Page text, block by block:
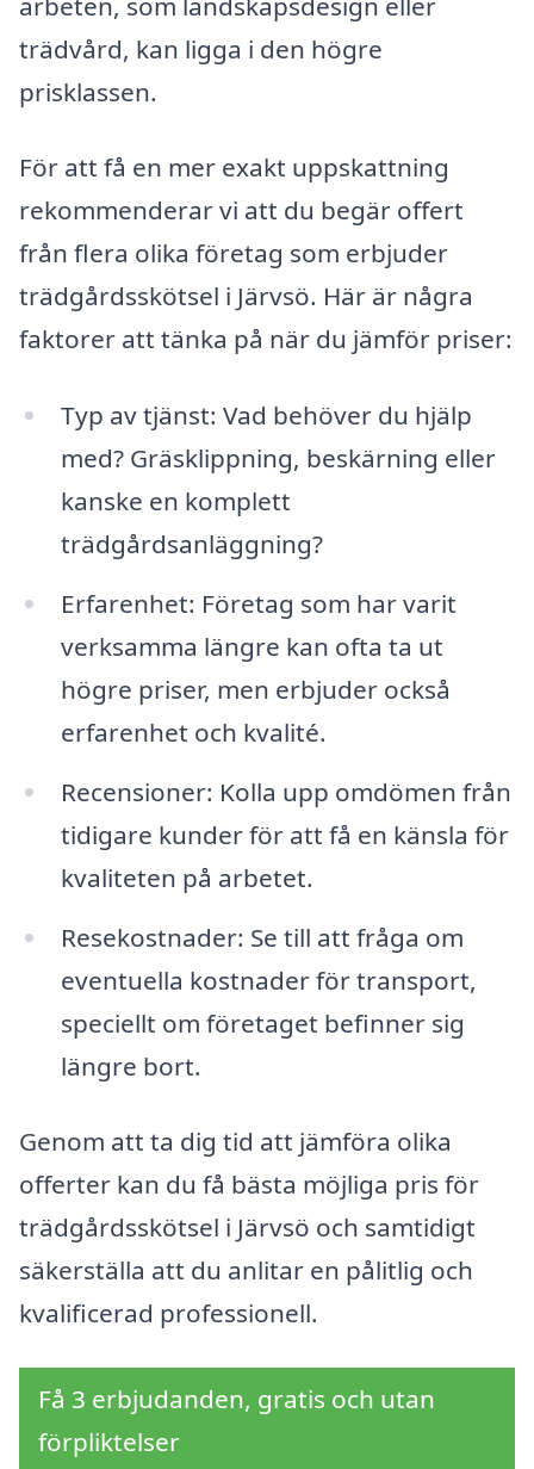
trädvård, kan ligga i den högre
prisklassen.
För att få en mer exakt uppskattning
rekommenderar vi att du begär offert
från flera olika företag som erbjuder
trädgårdsskötsel i Järvsö. Här är några
faktorer att tänka på när du jämför priser:
Typ av tjänst: Vad behöver du hjälp
med? Gräsklippning, beskärning eller
kanske en komplett
trädgårdsanläggning?
Erfarenhet: Företag som har varit
verksamma längre kan ofta ta ut
högre priser, men erbjuder också
erfarenhet och kvalité.
Recensioner: Kolla upp omdömen från
tidigare kunder för att få en känsla för
kvaliteten på arbetet.
Resekostnader: Se till att fråga om
eventuella kostnader för transport,
speciellt om företaget befinner sig
längre bort.
Genom att ta dig tid att jämföra olika
offerter kan du få bästa möjliga pris för
trädgårdsskötsel i Järvsö och samtidigt
säkerställa att du anlitar en pålitlig och
kvalificerad professionell.
Få 3 erbjudanden, gratis och utan
förpliktelser